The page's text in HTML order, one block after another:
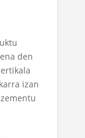
den
izan